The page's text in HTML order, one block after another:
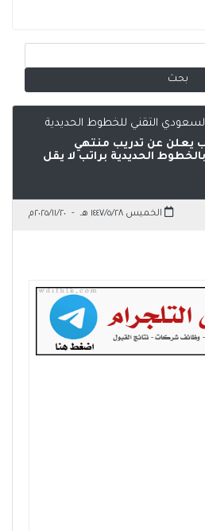
التقني للخطوط الحديدية
يعلن عن تدريب منتهي
الحديدية براتب لا يقل
الخميس ١٤٤٧/٥/٢٨ هـ - ٢٠٢٥/١١/٢٠م